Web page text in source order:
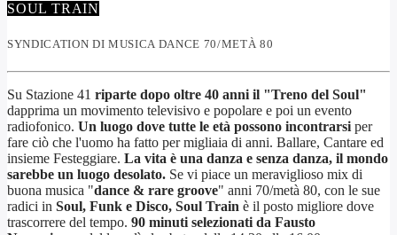
SOUL TRAIN
SYNDICATION DI MUSICA DANCE 70/METÀ 80
Su Stazione 41 riparte dopo oltre 40 anni il "Treno del Soul"
dapprima un movimento televisivo e popolare e poi un evento
radiofonico. Un luogo dove tutte le età possono incontrarsi per
fare ciò che l'uomo ha fatto per migliaia di anni. Ballare, Cantare ed
insieme Festeggiare. La vita è una danza e senza danza, il mondo
sarebbe un luogo desolato. Se vi piace un meraviglioso mix di
buona musica "dance & rare groove" anni 70/metà 80, con le sue
radici in Soul, Funk e Disco, Soul Train è il posto migliore dove
trascorrere del tempo. 90 minuti selezionati da Fausto